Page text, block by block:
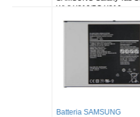
Wi-fi X810/5G X816
Batteria SAMSUNG